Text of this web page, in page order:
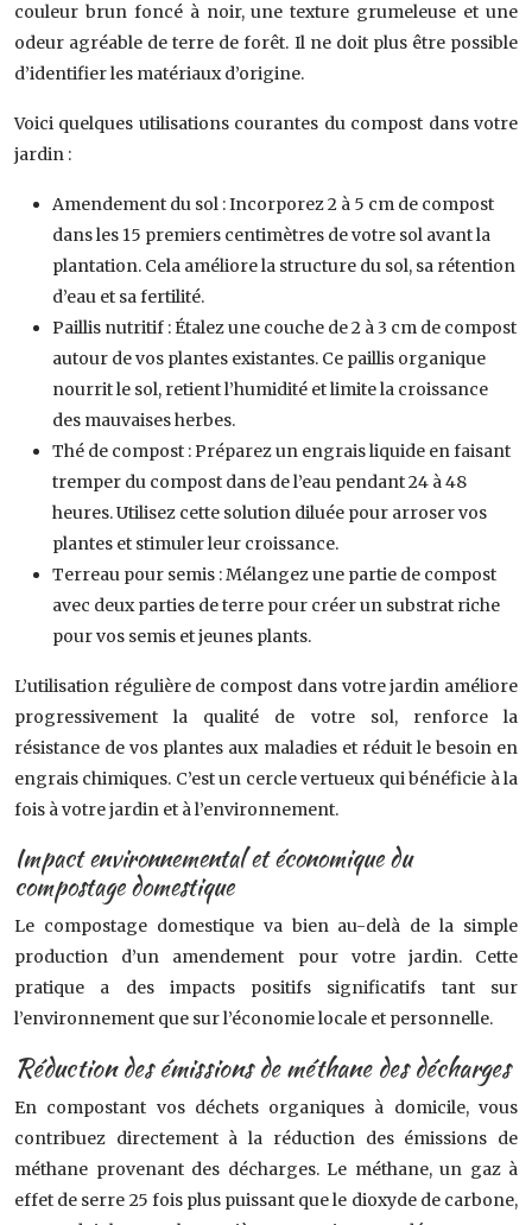
couleur brun foncé à noir, une texture grumeleuse et une
odeur agréable de terre de forêt. Il ne doit plus être possible
d’identifier les matériaux d’origine.
Voici quelques utilisations courantes du compost dans votre
jardin :
Amendement du sol : Incorporez 2 à 5 cm de compost
dans les 15 premiers centimètres de votre sol avant la
plantation. Cela améliore la structure du sol, sa rétention
d’eau et sa fertilité.
Paillis nutritif : Étalez une couche de 2 à 3 cm de compost
autour de vos plantes existantes. Ce paillis organique
nourrit le sol, retient l’humidité et limite la croissance
des mauvaises herbes.
Thé de compost : Préparez un engrais liquide en faisant
tremper du compost dans de l’eau pendant 24 à 48
heures. Utilisez cette solution diluée pour arroser vos
plantes et stimuler leur croissance.
Terreau pour semis : Mélangez une partie de compost
avec deux parties de terre pour créer un substrat riche
pour vos semis et jeunes plants.
L’utilisation régulière de compost dans votre jardin améliore
progressivement la qualité de votre sol, renforce la
résistance de vos plantes aux maladies et réduit le besoin en
engrais chimiques. C’est un cercle vertueux qui bénéficie à la
fois à votre jardin et à l’environnement.
Impact environnemental et économique du
compostage domestique
Le compostage domestique va bien au-delà de la simple
production d’un amendement pour votre jardin. Cette
pratique a des impacts positifs significatifs tant sur
l’environnement que sur l’économie locale et personnelle.
Réduction des émissions de méthane des décharges
En compostant vos déchets organiques à domicile, vous
contribuez directement à la réduction des émissions de
méthane provenant des décharges. Le méthane, un gaz à
effet de serre 25 fois plus puissant que le dioxyde de carbone,